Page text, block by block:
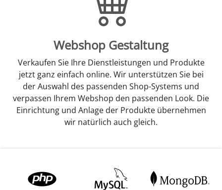
Webshop Gestaltung
Verkaufen Sie Ihre Dienstleistungen und Produkte
jetzt ganz einfach online. Wir unterstützen Sie bei
der Auswahl des passenden Shop-Systems und
verpassen Ihrem Webshop den passenden Look. Die
Einrichtung und Anlage der Produkte übernehmen
wir natürlich auch gleich.